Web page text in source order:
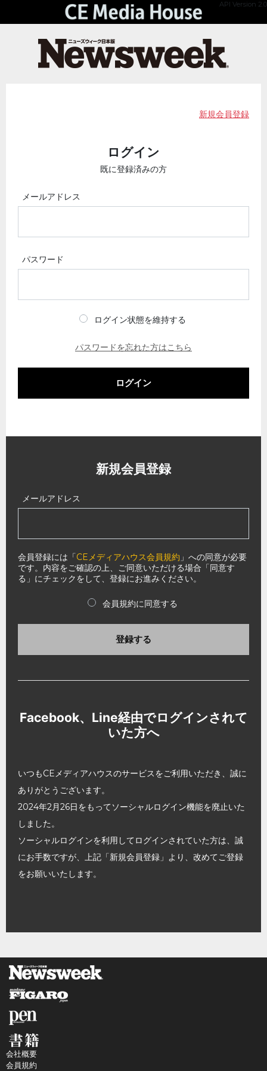
API Version 2.0
新規会員登録
ログイン
既に登録済みの方
メールアドレス
パスワード
ログイン状態を維持する
パスワードを忘れた方はこちら
ログイン
新規会員登録
メールアドレス
会員登録には「CEメディアハウス会員規約 」への同意が必要
です。内容をご確認の上、ご同意いただける場合「同意す
る」にチェックをして、登録にお進みください。
会員規約に同意する
登録する
Facebook、Line経由でログインされて
いた方へ
いつもCEメディアハウスのサービスをご利用いただき、誠に
ありがとうございます。
2024年2月26日をもってソーシャルログイン機能を廃止いた
しました。
ソーシャルログインを利用してログインされていた方は、誠
にお手数ですが、上記「新規会員登録」より、改めてご登録
をお願いいたします。
会社概要
会員規約